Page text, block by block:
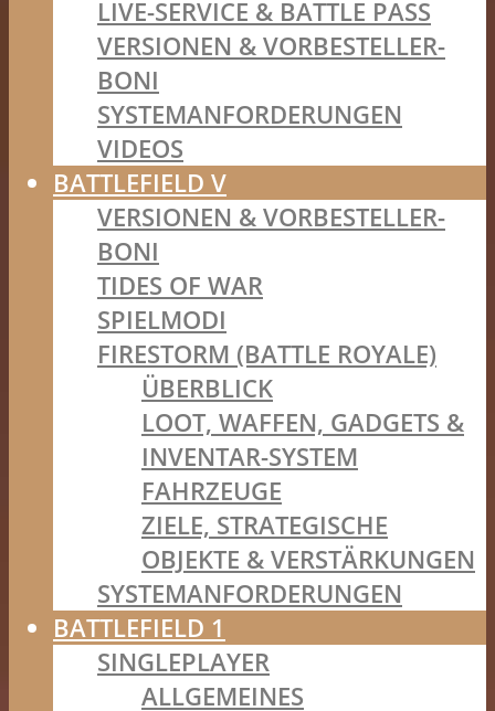
LIVE-SERVICE & BATTLE PASS
VERSIONEN & VORBESTELLER-
BONI
SYSTEMANFORDERUNGEN
VIDEOS
BATTLEFIELD V
VERSIONEN & VORBESTELLER-
BONI
TIDES OF WAR
SPIELMODI
FIRESTORM (BATTLE ROYALE)
ÜBERBLICK
LOOT, WAFFEN, GADGETS &
INVENTAR-SYSTEM
FAHRZEUGE
ZIELE, STRATEGISCHE
OBJEKTE & VERSTÄRKUNGEN
SYSTEMANFORDERUNGEN
BATTLEFIELD 1
SINGLEPLAYER
ALLGEMEINES